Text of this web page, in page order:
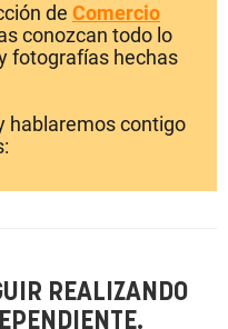
de Comercio
conozcan todo lo
fotografías hechas
hablaremos contigo
REALIZANDO